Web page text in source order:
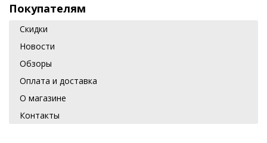
Покупателям
Скидки
Новости
Обзоры
Оплата и доставка
О магазине
Контакты